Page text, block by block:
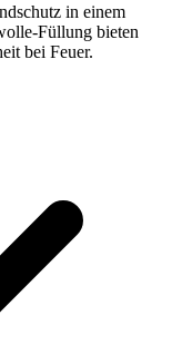
in einem
Füllung bieten
bei Feuer.